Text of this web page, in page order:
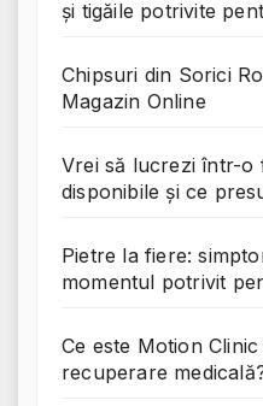
și tigăile potrivite
Chipsuri din Sorici
Magazin Online
Vrei să lucrezi într-o
disponibile și ce
Pietre la fiere:
momentul potrivit
Ce este Motion
recuperare